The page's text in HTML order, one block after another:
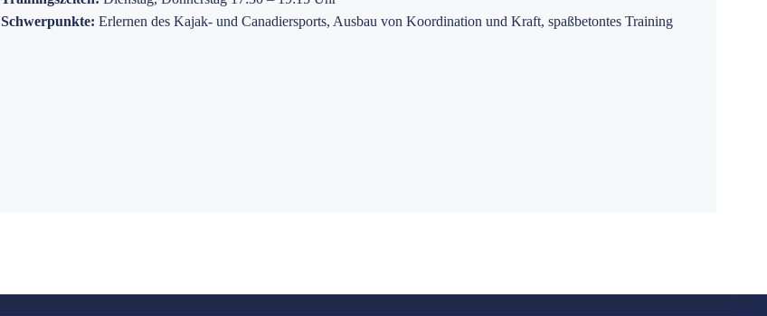
Schwerpunkte: Erlernen des Kajak- und Canadiersports, Ausbau von Koordination und Kraft, spaßbetontes Training